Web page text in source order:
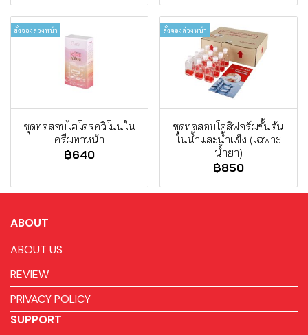
สั่งจองล่วงหน้า
ชุดทดสอบไฮโดรควิโนนใน
ครีมทาหน้า
฿640
สั่งจองล่วงหน้า
ชุดทดสอบโคลิฟอร์มขั้นต้น
ในน้ำและน้ำแข็ง (เฉพาะ
น้ำยา)
฿850
ABOUT
ABOUT US
REVIEW
PRIVACY POLICY
SUPPORT